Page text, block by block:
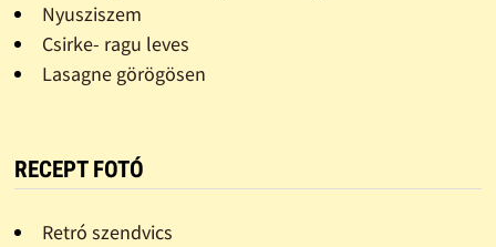
Nyusziszem
Csirke- ragu leves
Lasagne görögösen
RECEPT FOTÓ
Retró szendvics